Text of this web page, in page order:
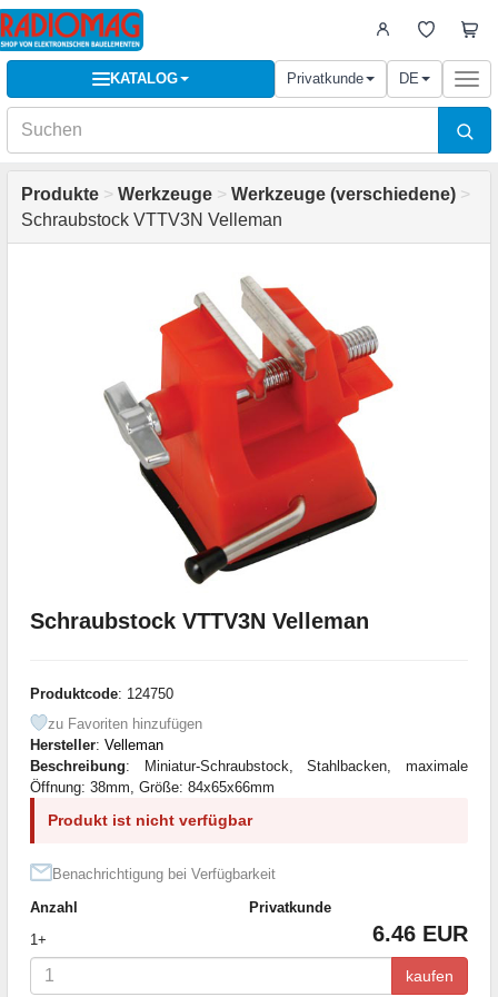
KATALOG Privatkunde DE
Produkte > Werkzeuge > Werkzeuge (verschiedene) >
Schraubstock VTTV3N Velleman
Schraubstock VTTV3N Velleman
Produktcode: 124750
zu Favoriten hinzufügen
Hersteller: Velleman
Beschreibung: Miniatur-Schraubstock, Stahlbacken, maximale
Öffnung: 38mm, Größe: 84x65x66mm
Produkt ist nicht verfügbar
Benachrichtigung bei Verfügbarkeit
Anzahl
Privatkunde
1+
6.46 EUR
kaufen